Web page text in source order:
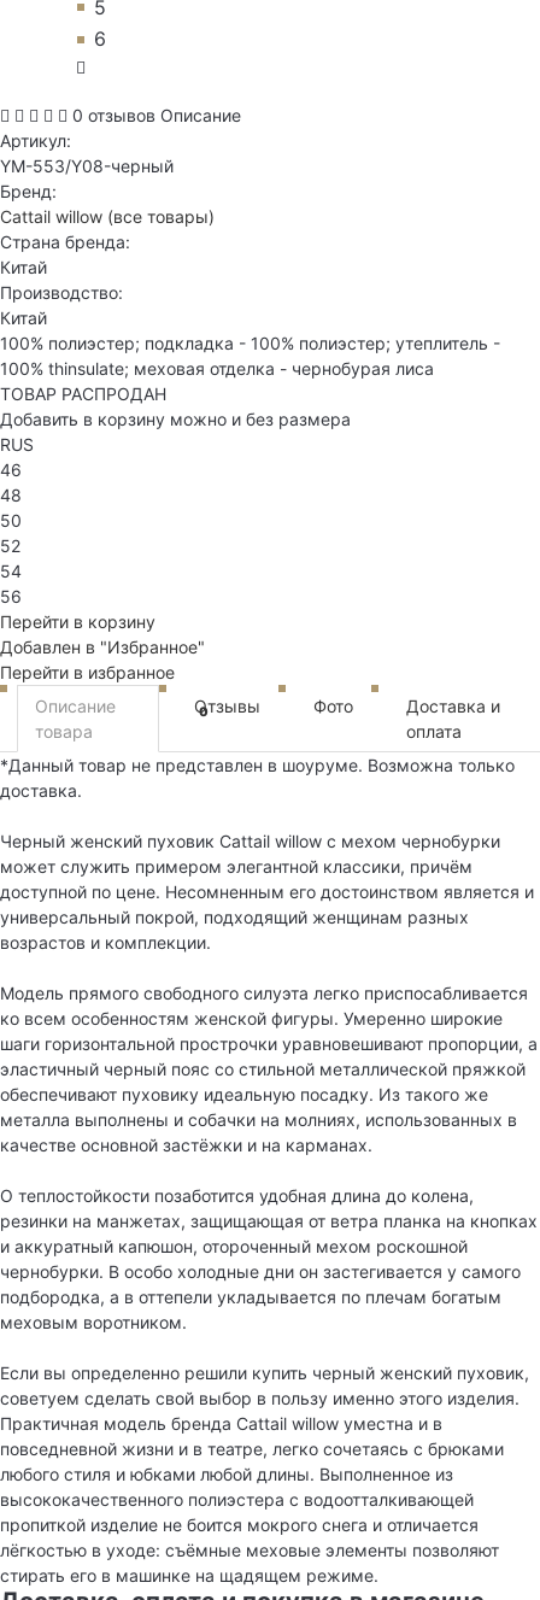
5
6
0 отзывов Описание
Артикул:
YM-553/Y08-черный
Бренд:
Cattail willow (все товары)
Страна бренда:
Китай
Производство:
Китай
100% полиэстер; подкладка - 100% полиэстер; утеплитель -
100% thinsulate; меховая отделка - чернобурая лиса
ТОВАР РАСПРОДАН
Добавить в корзину можно и без размера
RUS
46
48
50
52
54
56
Перейти в корзину
Добавлен в "Избранное"
Перейти в избранное
Описание
товара
Отзывы
0 Фото
Доставка и
оплата
*Данный товар не представлен в шоуруме. Возможна только
доставка.
Черный женский пуховик Cattail willow с мехом чернобурки
может служить примером элегантной классики, причём
доступной по цене. Несомненным его достоинством является и
универсальный покрой, подходящий женщинам разных
возрастов и комплекции.
Модель прямого свободного силуэта легко приспосабливается
ко всем особенностям женской фигуры. Умеренно широкие
шаги горизонтальной прострочки уравновешивают пропорции, а
эластичный черный пояс со стильной металлической пряжкой
обеспечивают пуховику идеальную посадку. Из такого же
металла выполнены и собачки на молниях, использованных в
качестве основной застёжки и на карманах.
О теплостойкости позаботится удобная длина до колена,
резинки на манжетах, защищающая от ветра планка на кнопках
и аккуратный капюшон, отороченный мехом роскошной
чернобурки. В особо холодные дни он застегивается у самого
подбородка, а в оттепели укладывается по плечам богатым
меховым воротником.
Если вы определенно решили купить черный женский пуховик,
советуем сделать свой выбор в пользу именно этого изделия.
Практичная модель бренда Cattail willow уместна и в
повседневной жизни и в театре, легко сочетаясь с брюками
любого стиля и юбками любой длины. Выполненное из
высококачественного полиэстера с водоотталкивающей
пропиткой изделие не боится мокрого снега и отличается
лёгкостью в уходе: съёмные меховые элементы позволяют
стирать его в машинке на щадящем режиме.